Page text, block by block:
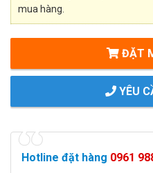
mua hàng.
ĐẶT
YÊU
Hotline đặt hàng 0961